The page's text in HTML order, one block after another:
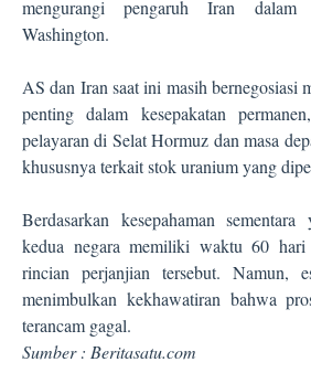
mengurangi pengaruh Iran dalam
Washington.
AS dan Iran saat ini masih bernegosiasi
penting dalam kesepakatan
pelayaran di Selat Hormuz dan masa
khususnya terkait stok uranium yang
Berdasarkan kesepahaman
kedua negara memiliki waktu 60 hari
rincian perjanjian tersebut. Namun,
menimbulkan kekhawatiran bahwa
terancam gagal.
Sumber : Beritasatu.com